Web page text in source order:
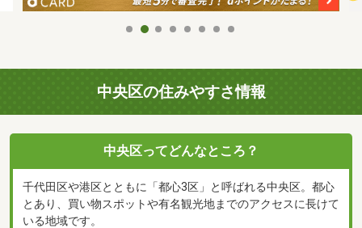
中央区の住みやすさ情報
中央区ってどんなところ？
千代田区や港区とともに「都心3区」と呼ばれる中央区。都心
とあり、買い物スポットや有名観光地までのアクセスに長けて
いる地域です。